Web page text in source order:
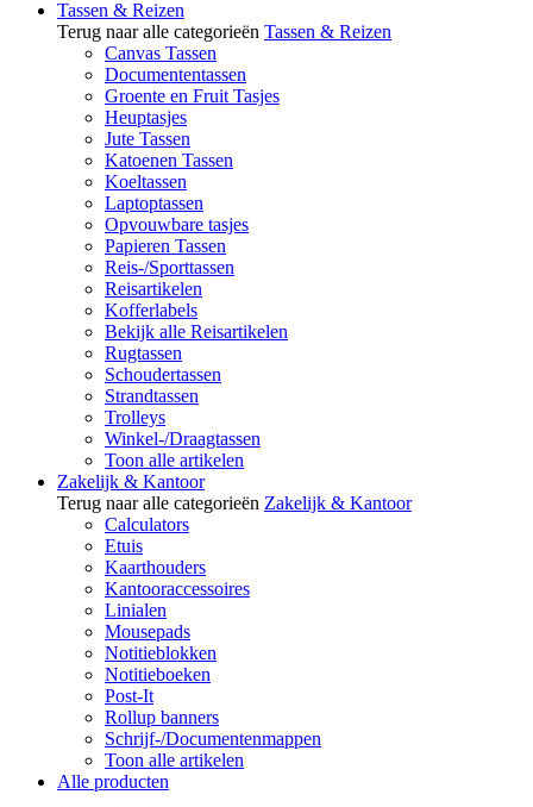
Tassen & Reizen
Terug naar alle categorieën Tassen & Reizen
Canvas Tassen
Documententassen
Groente en Fruit Tasjes
Heuptasjes
Jute Tassen
Katoenen Tassen
Koeltassen
Laptoptassen
Opvouwbare tasjes
Papieren Tassen
Reis-/Sporttassen
Reisartikelen
Kofferlabels
Bekijk alle Reisartikelen
Rugtassen
Schoudertassen
Strandtassen
Trolleys
Winkel-/Draagtassen
Toon alle artikelen
Zakelijk & Kantoor
Terug naar alle categorieën Zakelijk & Kantoor
Calculators
Etuis
Kaarthouders
Kantooraccessoires
Linialen
Mousepads
Notitieblokken
Notitieboeken
Post-It
Rollup banners
Schrijf-/Documentenmappen
Toon alle artikelen
Alle producten